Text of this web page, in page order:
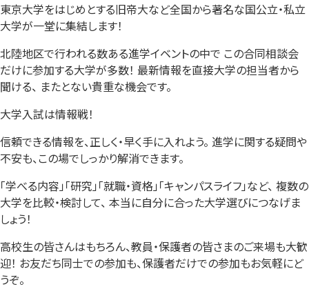
東京大学をはじめとする旧帝大など全国から著名な国公立・私立
大学が一堂に集結します！
北陸地区で行われる数ある進学イベントの中で この合同相談会
だけに参加する大学が多数！ 最新情報を直接大学の担当者から
聞ける、 またとない貴重な機会です。
大学入試は情報戦！
信頼できる情報を、正しく・早く手に入れよう。 進学に関する疑問や
不安も、この場でしっかり解消できます。
「学べる内容」「研究」「就職・資格」「キャンパスライフ」など、 複数の
大学を比較・検討して、 本当に自分に合った大学選びにつなげま
しょう！
高校生の皆さんはもちろん、教員・保護者の皆さまのご来場も大歓
迎！ お友だち同士での参加も、保護者だけでの参加もお気軽にど
うぞ。